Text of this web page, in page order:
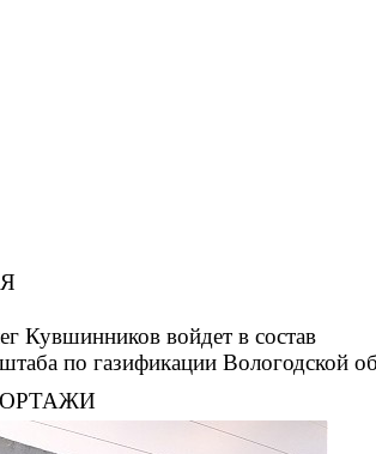
Кувшинников войдет в состав
по газификации Вологодской